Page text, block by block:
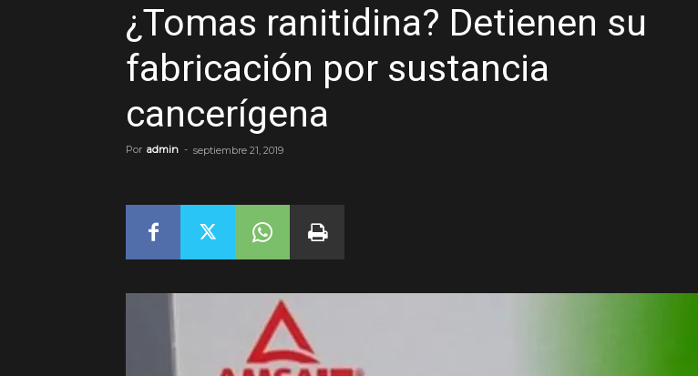
Voz
¿Tomas ranitidina? Detienen su
fabricación por sustancia
cancerígena
Por admin - septiembre 21, 2019